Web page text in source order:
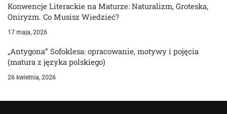
Konwencje Literackie na Maturze: Naturalizm, Groteska,
Oniryzm. Co Musisz Wiedzieć?
17 maja, 2026
„Antygona” Sofoklesa: opracowanie, motywy i pojęcia
(matura z języka polskiego)
26 kwietnia, 2026